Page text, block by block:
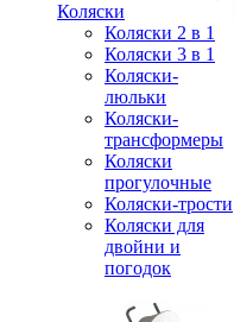
Коляски
Коляски 2 в 1
Коляски 3 в 1
Коляски-
люльки
Коляски-
трансформеры
Коляски
прогулочные
Коляски-трости
Коляски для
двойни и
погодок